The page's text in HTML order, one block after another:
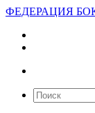
ФЕДЕРАЦИЯ